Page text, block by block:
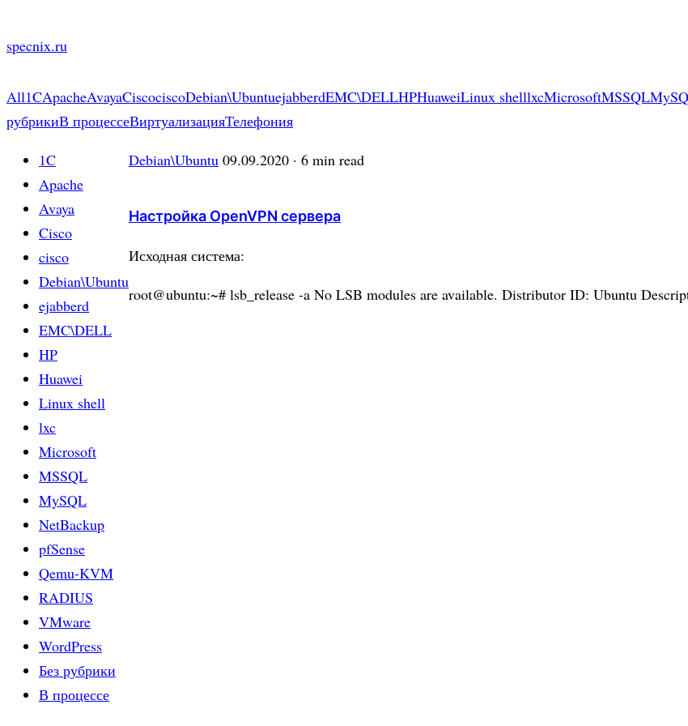
to
specnix.ru
All1CApacheAvayaCiscociscoDebian\UbuntuejabberdEMC\DELLHPHuaweiLinux shelllxcMicrosoftMSSQL
рубрикиВ процессеВиртуализацияТелефония
1C
Apache
Avaya
Cisco
cisco
Debian\Ubuntu
ejabberd
EMC\DELL
HP
Huawei
Linux shell
lxc
Microsoft
MSSQL
MySQL
NetBackup
pfSense
Qemu-KVM
RADIUS
VMware
WordPress
Без рубрики
В процессе
Debian\Ubuntu 09.09.2020 · 6 min read
Настройка OpenVPN сервера
Исходная система:
root@ubuntu:~# lsb_release -a No LSB modules are available. Distributor ID: Ubuntu